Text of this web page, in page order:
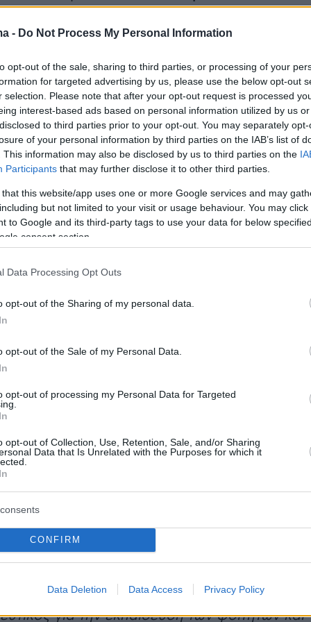
- Do Not Process My Personal Information
opt-out of the sale, sharing to third parties, or processing of your
for targeted advertising by us, please use the below opt-out
selection. Please note that after your opt-out request is processed
interest-based ads based on personal information utilized by us
to third parties prior to your opt-out. You may separately
of your personal information by third parties on the IAB’s list of
This information may also be disclosed by us to third parties on the
Participants that may further disclose it to other third parties.
that this website/app uses one or more Google services and may
but not limited to your visit or usage behaviour. You may
to Google and its third-party tags to use your data for below
consent section.
Data Processing Opt Outs
opt-out of the Sharing of my personal data.
opt-out of the Sale of my Personal Data.
opt-out of processing my Personal Data for Targeted
opt-out of Collection, Use, Retention, Sale, and/or Sharing
Data that Is Unrelated with the Purposes for which it
CONFIRM
Data Deletion Data Access Privacy Policy
όπου βρίσκεται ο πυρηνικός
Φείδας ξεκαθαρίζει, μιλώντας στο
ότιδεν υπήρξε καμία διαρροή
και πως κάτι τέτοιο είναι αδύνατον να
ο συγκεκριμένος πυρηνικός
μόνος για εκπαιδευτικούς λόγους.
v-czxit6eqco0h)
- υποκρισιμο όπως λέγεται - ο
μόνο για εκπαιδευτικούς σκοπούς
επικινδυνότητας προφανώς. Δεν υπήρξε
διαρροής ραδιενεργού υλικού, δηλαδή
γιατί είναι υποκρίσιμος και χρησιμοποιείται
σκοπούς. Βρίσκεται σε υπόγειο
Θετικών Επιστημών, υπό την εποπτεία
Φυσικής με θωρακισμένη πόρτα και
Δεν υπήρξε καμία προσπάθεια παραβίασης
υπήρξε - όχι παραβίαση του χώρου - αλλά
λουκέτο στην πόρτα που οδηγεί στο
βρίσκεται ο αντιδραστήρας, όμως χωρίς
Ο πυρηνικός αντιδραστήρας
για την εκπαίδευση των φοιτητών και